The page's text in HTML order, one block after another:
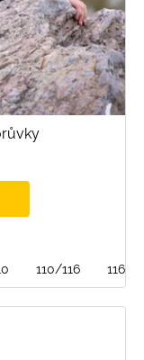
110/116 116/